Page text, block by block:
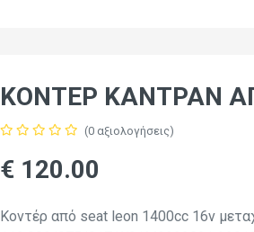
ΚΟΝΤΕΡ ΚΑΝΤΡΑΝ
(0 αξιολογήσεις)
€ 120.00
Κοντέρ από seat leon 1400cc 16v